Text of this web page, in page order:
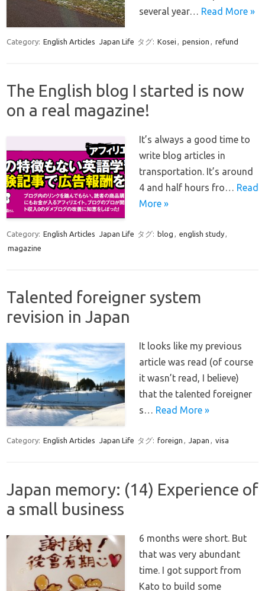
several year… Read More »
Category: English Articles Japan Life タグ: Kosei , pension , refund
The English blog I started is now
on a real magazine!
It’s always a good time to
write blog articles in
transportation. It’s around
4 and half hours fro… Read
More »
Category: English Articles Japan Life タグ: blog , english study,
magazine
Talented foreigner system
revision in Japan
It looks like my previous
article was read (of course
it wasn’t read, I believe)
that the talented foreigner
s… Read More »
Category: English Articles Japan Life タグ: foreign , Japan , visa
Japan memory: (14) Experience of
a small business
6 months were short. But
that was very abundant
time. I got support from
Kato to build some